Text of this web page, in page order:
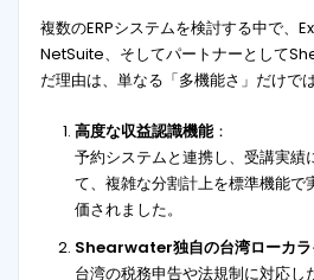
複数のERPシステムを検討する中で、
NetSuite、そしてパートナーとして
だ理由は、単なる「多機能さ」だけで
高度な収益認識機能：
予約システムと連携し、受講実績
て、複雑な分割計上を標準機能で
価されました。
Shearwater独自の台湾ローカラ
台湾の税務申告や法規制に対応し